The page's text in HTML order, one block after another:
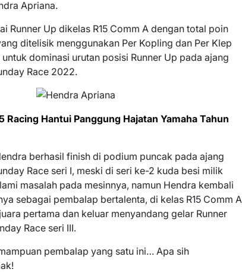
Apriana.
Runner Up dikelas R15 Comm A dengan total poin
ditelisik menggunakan Per Kopling dan Per Klep
dominasi urutan posisi Runner Up pada ajang
Race 2022.
Racing Hantui Panggung Hajatan Yamaha Tahun
berhasil finish di podium puncak pada ajang
Race seri I, meski di seri ke-2 kuda besi milik
masalah pada mesinnya, namun Hendra kembali
sebagai pembalap bertalenta, di kelas R15 Comm A
pertama dan keluar menyandang gelar Runner
Race seri III.
pembalap yang satu ini… Apa sih